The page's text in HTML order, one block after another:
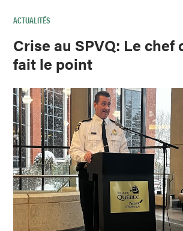
ACTUALITÉS
Crise au SPVQ: Le chef
fait le point